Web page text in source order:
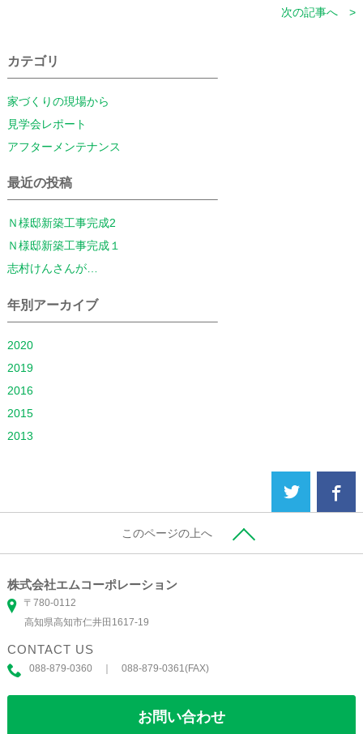
次の記事へ >
カテゴリ
家づくりの現場から
見学会レポート
アフターメンテナンス
最近の投稿
Ｎ様邸新築工事完成2
Ｎ様邸新築工事完成１
志村けんさんが…
年別アーカイブ
2020
2019
2016
2015
2013
このページの上へ
株式会社エムコーポレーション
〒780-0112
高知県高知市仁井田1617-19
CONTACT US
088-879-0360 ｜ 088-879-0361(FAX)
お問い合わせ